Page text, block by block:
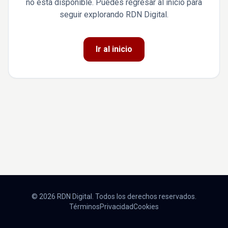
no está disponible. Puedes regresar al inicio para
seguir explorando RDN Digital.
Ir al inicio
© 2026 RDN Digital. Todos los derechos reservados.
TérminosPrivacidadCookies